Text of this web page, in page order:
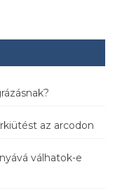
az arcodon
válhatok-e